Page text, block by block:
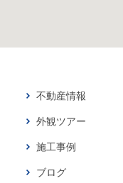
不動産情報
外観ツアー
施工事例
ブログ